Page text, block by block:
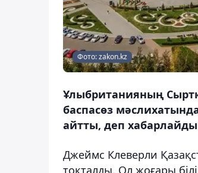
Фото: zakon.kz
Ұлыбританияның
баспасөз
айтты, деп
Джеймс Клеверли
тоқталды. Ол жоғары